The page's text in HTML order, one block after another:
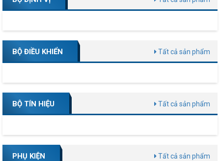
BỘ ĐIỀU KHIỂN Tất cả sản phẩm
BỘ TÍN HIỆU Tất cả sản phẩm
PHỤ KIỆN Tất cả sản phẩm